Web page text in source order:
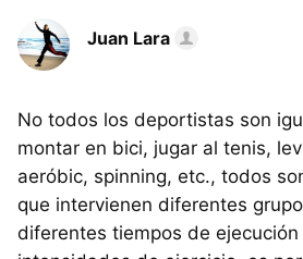
Juan Lara
No todos los deportistas son
montar en bici, jugar al tenis,
aeróbic, spinning, etc., todos
que intervienen diferentes
diferentes tiempos de